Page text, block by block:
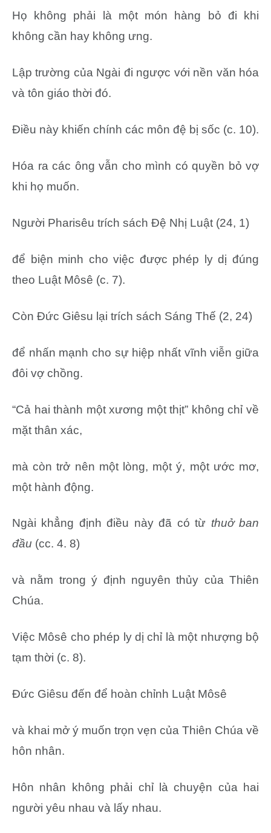
Họ không phải là một món hàng bỏ đi khi
không cần hay không ưng.
Lập trường của Ngài đi ngược với nền văn hóa
và tôn giáo thời đó.
Điều này khiến chính các môn đệ bị sốc (c. 10).
Hóa ra các ông vẫn cho mình có quyền bỏ vợ
khi họ muốn.
Người Pharisêu trích sách Đệ Nhị Luật (24, 1)
để biện minh cho việc được phép ly dị đúng
theo Luật Môsê (c. 7).
Còn Đức Giêsu lại trích sách Sáng Thế (2, 24)
để nhấn mạnh cho sự hiệp nhất vĩnh viễn giữa
đôi vợ chồng.
“Cả hai thành một xương một thịt” không chỉ về
mặt thân xác,
mà còn trở nên một lòng, một ý, một ước mơ,
một hành động.
Ngài khẳng định điều này đã có từ thuở ban
đầu (cc. 4. 8)
và nằm trong ý định nguyên thủy của Thiên
Chúa.
Việc Môsê cho phép ly dị chỉ là một nhượng bộ
tạm thời (c. 8).
Đức Giêsu đến để hoàn chỉnh Luật Môsê
và khai mở ý muốn trọn vẹn của Thiên Chúa về
hôn nhân.
Hôn nhân không phải chỉ là chuyện của hai
người yêu nhau và lấy nhau.